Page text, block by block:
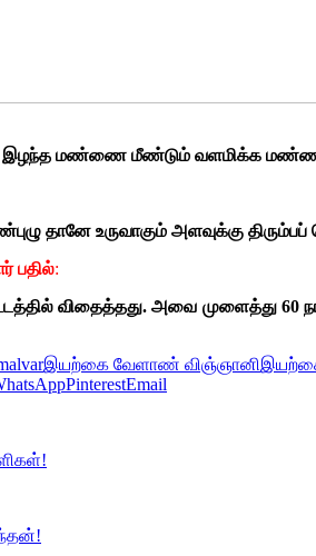
இழந்த மண்ணை மீண்டும் வளமிக்க
தானே உருவாகும் அளவுக்கு திரும்பப்
பதில்:
விதைத்தது. அவை முளைத்து 60
இயற்கை வேளாண் விஞ்ஞானி
PinterestEmail